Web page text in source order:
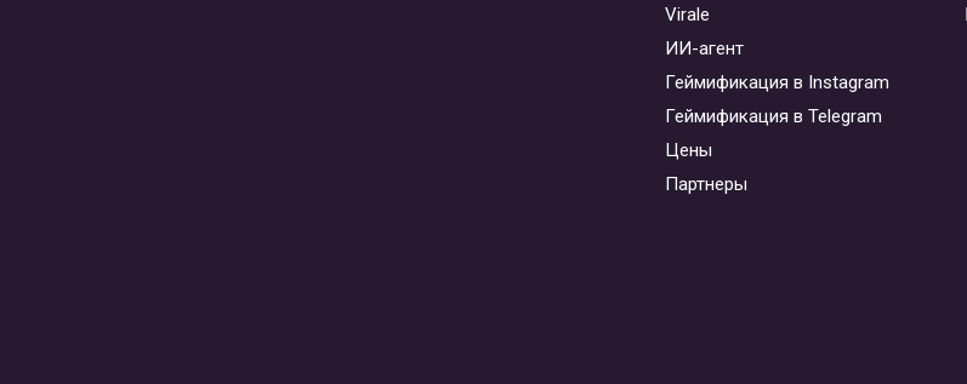
Virale
ИИ-агент
Геймификация в Instagram
Геймификация в Telegram
Цены
Партнеры